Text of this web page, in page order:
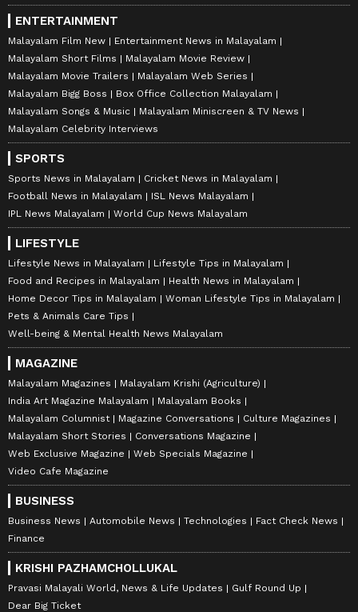
ENTERTAINMENT
Malayalam Film New
Entertainment News in Malayalam
Malayalam Short Films
Malayalam Movie Review
Malayalam Movie Trailers
Malayalam Web Series
Malayalam Bigg Boss
Box Office Collection Malayalam
Malayalam Songs & Music
Malayalam Miniscreen & TV News
Malayalam Celebrity Interviews
SPORTS
Sports News in Malayalam
Cricket News in Malayalam
Football News in Malayalam
ISL News Malayalam
IPL News Malayalam
World Cup News Malayalam
LIFESTYLE
Lifestyle News in Malayalam
Lifestyle Tips in Malayalam
Food and Recipes in Malayalam
Health News in Malayalam
Home Decor Tips in Malayalam
Woman Lifestyle Tips in Malayalam
Pets & Animals Care Tips
Well-being & Mental Health News Malayalam
MAGAZINE
Malayalam Magazines
Malayalam Krishi (Agriculture)
India Art Magazine Malayalam
Malayalam Books
Malayalam Columnist
Magazine Conversations
Culture Magazines
Malayalam Short Stories
Conversations Magazine
Web Exclusive Magazine
Web Specials Magazine
Video Cafe Magazine
BUSINESS
Business News Automobile News Technologies
Fact Check News
Finance
KRISHI PAZHAMCHOLLUKAL
Pravasi Malayali World, News & Life Updates
Gulf Round Up
Dear Big Ticket